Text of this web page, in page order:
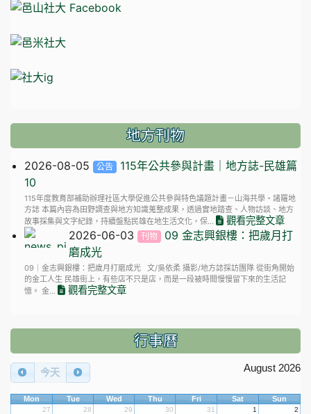
地方刊物
2026-08-05 公告
115年公共參與計畫｜地方誌-民雄篇
10
115年度教育部補助辦理社區大學促進公共參與特色議題計畫－山海共學・諸羅地
方誌 本篇內容為田野調查與地方知識蒐整成果，透過實地踏查、人物訪談、地方
故事採集與文字紀錄，持續盤點民雄在地生活文化，保...
觀看完整文章
2026-06-03 刊物
09 金志興銀樓：把歲月打
磨成光
09｜金志興銀樓：把歲月打磨成光 文/吳依柔 攝影/地方誌採訪團隊 從街角開始
的金工人生 民雄街上，有些店不只是店，而是一段被時間慢慢留下來的生活記
憶。 金...
觀看完整文章
行事曆
今天 August 2026
Mon Tue Wed Thu Fri Sat Sun
27 28 29 30 31 1
2